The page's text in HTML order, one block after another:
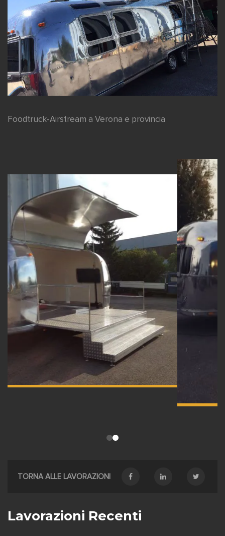
Foodtruck-Airstream a Verona e provincia
TORNA ALLE LAVORAZIONI
Lavorazioni Recenti